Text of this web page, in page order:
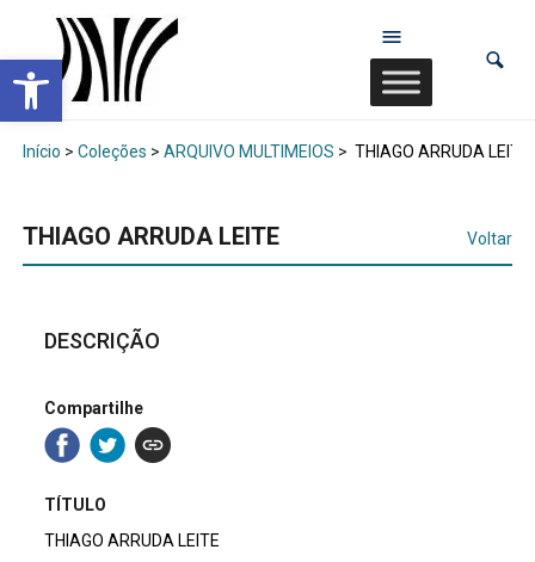
Abrir a barra de ferramentas
Início > Coleções > ARQUIVO MULTIMEIOS > THIAGO ARRUDA LEITE
THIAGO ARRUDA LEITE Voltar
DESCRIÇÃO
Compartilhe
TÍTULO
THIAGO ARRUDA LEITE